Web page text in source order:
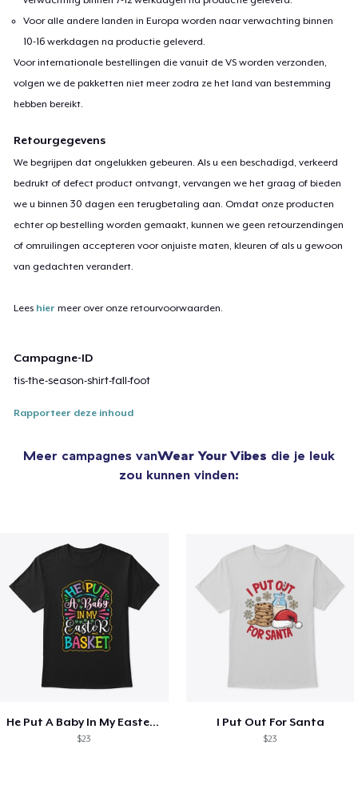
Voor alle andere landen in Europa worden naar verwachting binnen
10-16 werkdagen na productie geleverd.
Voor internationale bestellingen die vanuit de VS worden verzonden,
volgen we de pakketten niet meer zodra ze het land van bestemming
hebben bereikt.
Retourgegevens
We begrijpen dat ongelukken gebeuren. Als u een beschadigd, verkeerd
bedrukt of defect product ontvangt, vervangen we het graag of bieden
we u binnen 30 dagen een terugbetaling aan. Omdat onze producten
echter op bestelling worden gemaakt, kunnen we geen retourzendingen
of omruilingen accepteren voor onjuiste maten, kleuren of als u gewoon
van gedachten verandert.
Lees hier meer over onze retourvoorwaarden.
Campagne-ID
tis-the-season-shirt-fall-foot
Rapporteer deze inhoud
Meer campagnes vanWear Your Vibes die je leuk
zou kunnen vinden:
He Put A Baby In My Easter Basket
$23
I Put Out For Santa
$23